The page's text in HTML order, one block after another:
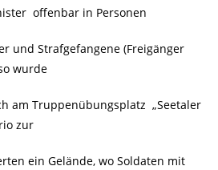
offenbar in Personen
und Strafgefangene (Freigänger
wurde
am Truppenübungsplatz „Seetaler
zur
ein Gelände, wo Soldaten mit